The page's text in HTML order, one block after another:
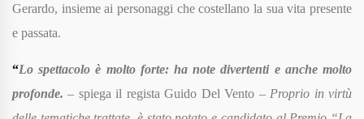
Gerardo, insieme ai personaggi che costellano la sua vita presente
e passata.
“Lo spettacolo è molto forte: ha note divertenti e anche molto
profonde. – spiega il regista Guido Del Vento – Proprio in virtù